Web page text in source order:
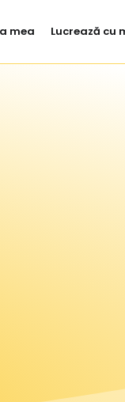
mea Lucrează cu